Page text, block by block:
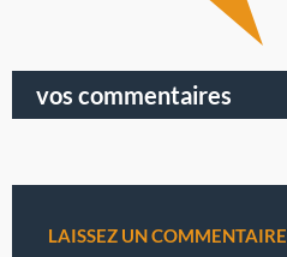
vos commentaires
LAISSEZ UN COMMENTAIRE